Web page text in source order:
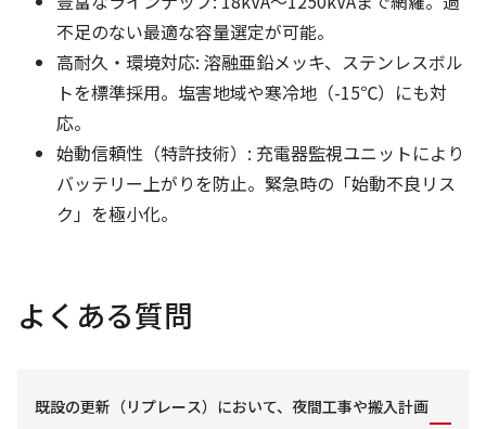
不足のない最適な容量選定が可能。
高耐久・環境対応: 溶融亜鉛メッキ、ステンレスボル
トを標準採用。塩害地域や寒冷地（-15℃）にも対
応。
始動信頼性（特許技術）: 充電器監視ユニットにより
バッテリー上がりを防止。緊急時の「始動不良リス
ク」を極小化。
よくある質問
既設の更新（リプレース）において、夜間工事や搬入計画